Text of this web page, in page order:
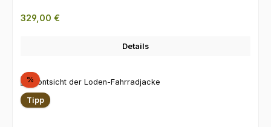
Regulärer Preis:
329,00 €
Details
%Rabatt
Tipp